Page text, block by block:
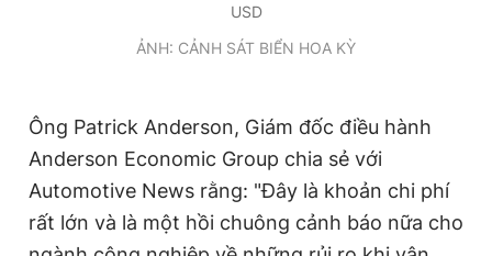
USD
ẢNH: CẢNH SÁT BIỂN HOA KỲ
Ông Patrick Anderson, Giám đốc điều hành
Anderson Economic Group chia sẻ với
Automotive News rằng: "Đây là khoản chi phí
rất lớn và là một hồi chuông cảnh báo nữa cho